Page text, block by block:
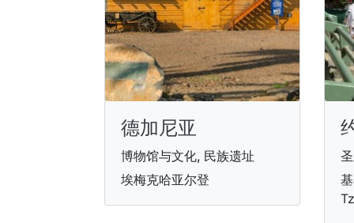
德加尼亚
博物馆与文化, 民族遗址
埃梅克哈亚尔登